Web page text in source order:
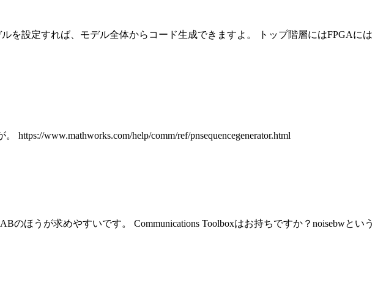
設定すれば、モデル全体からコード生成できますよ。 トップ階層にはFPGAには
www.mathworks.com/help/comm/ref/pnsequencegenerator.html
ほうが求めやすいです。 Communications Toolboxはお持ちですか？noisebwという